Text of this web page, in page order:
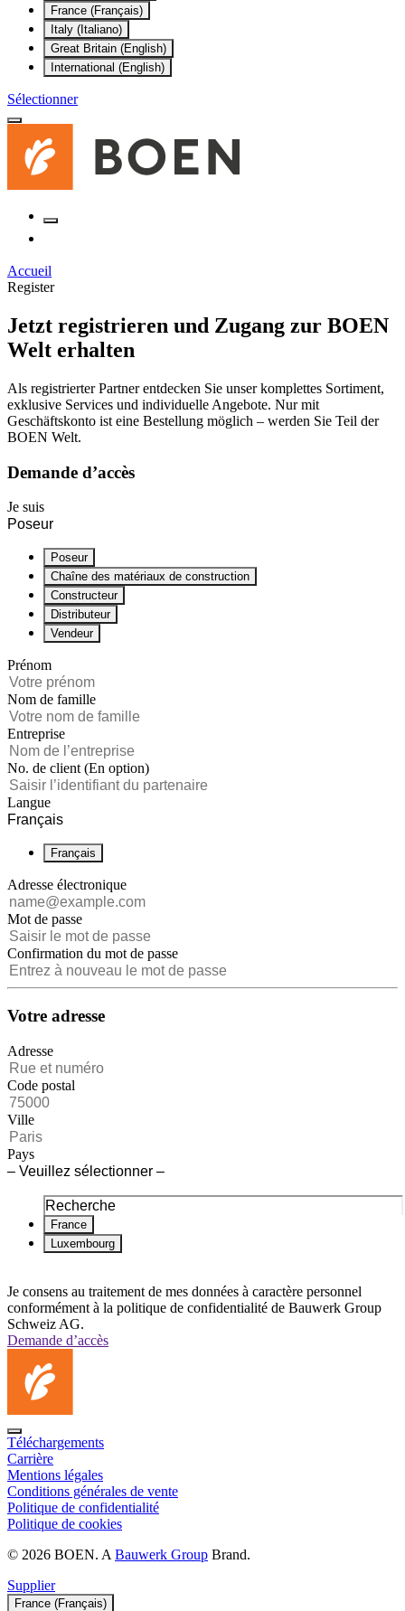
France (Français)
Italy (Italiano)
Great Britain (English)
International (English)
Sélectionner
Accueil
Register
Jetzt registrieren und Zugang zur BOEN
Welt erhalten
Als registrierter Partner entdecken Sie unser komplettes Sortiment,
exklusive Services und individuelle Angebote. Nur mit
Geschäftskonto ist eine Bestellung möglich – werden Sie Teil der
BOEN Welt.
Demande d’accès
Je suis
Poseur
Poseur
Chaîne des matériaux de construction
Constructeur
Distributeur
Vendeur
Prénom
Nom de famille
Entreprise
No. de client (En option)
Langue
Français
Français
Adresse électronique
Mot de passe
Confirmation du mot de passe
Votre adresse
Adresse
Code postal
Ville
Pays
– Veuillez sélectionner –
France
Luxembourg
Je consens au traitement de mes données à caractère personnel
conformément à la politique de confidentialité de Bauwerk Group
Schweiz AG.
Demande d’accès
Téléchargements
Carrière
Mentions légales
Conditions générales de vente
Politique de confidentialité
Politique de cookies
© 2026 BOEN. A Bauwerk Group Brand.
Supplier
France (Français)